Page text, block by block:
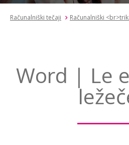
Računalniški tečaji Računalniški <br>triki
Word | Le